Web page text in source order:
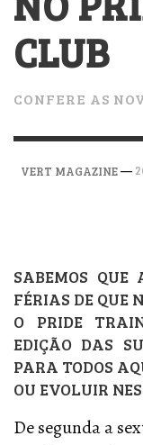
CLUB
CONFERE AS
VERT MAGAZINE—
SABEMOS QUE
FÉRIAS DE QUE
O PRIDE
EDIÇÃO DAS
PARA TODOS
OU EVOLUIR
De segunda a